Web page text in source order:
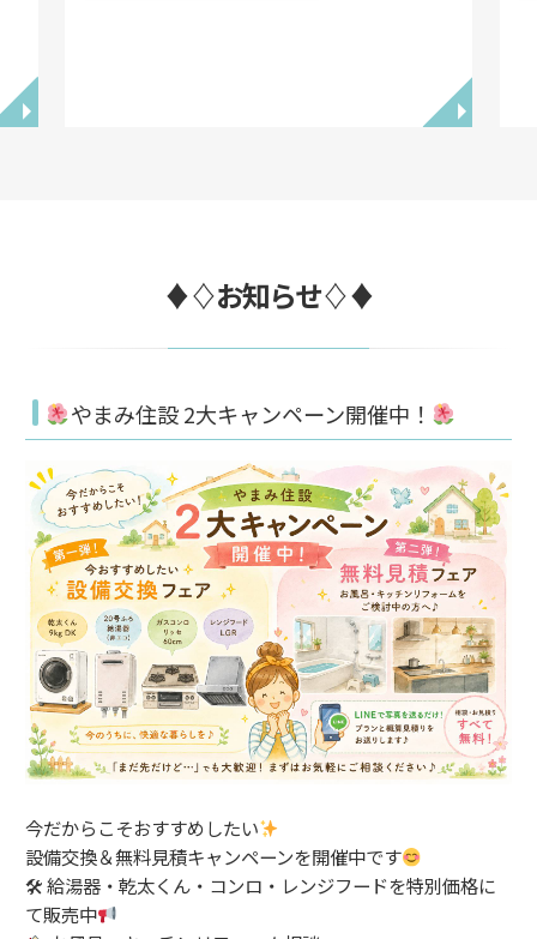
◥ ◥
♦♢お知らせ♢♦
やまみ住設 2大キャンペーン開催中！
今だからこそおすすめしたい
設備交換＆無料見積キャンペーンを開催中です
🛠 給湯器・乾太くん・コンロ・レンジフードを特別価格に
て販売中